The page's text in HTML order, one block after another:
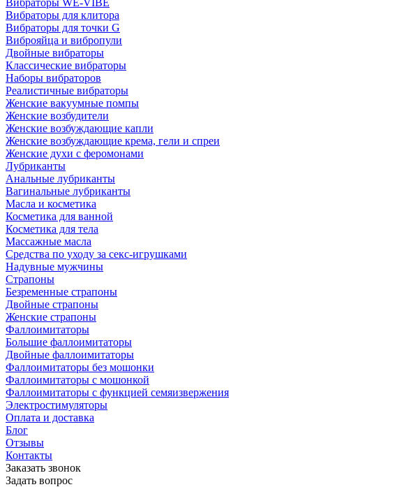
Вибраторы WE-VIBE
Вибраторы для клитора
Вибраторы для точки G
Виброяйца и вибропули
Двойные вибраторы
Классические вибраторы
Наборы вибраторов
Реалистичные вибраторы
Женские вакуумные помпы
Женские возбудители
Женские возбуждающие капли
Женские возбуждающие крема, гели и спреи
Женские духи с феромонами
Лубриканты
Анальные лубриканты
Вагинальные лубриканты
Масла и косметика
Косметика для ванной
Косметика для тела
Массажные масла
Средства по уходу за секс-игрушками
Надувные мужчины
Страпоны
Безременные страпоны
Двойные страпоны
Женские страпоны
Фаллоимитаторы
Большие фаллоимитаторы
Двойные фаллоимитаторы
Фаллоимитаторы без мошонки
Фаллоимитаторы с мошонкой
Фаллоимитаторы с функцией семяизвержения
Электростимуляторы
Оплата и доставка
Блог
Отзывы
Контакты
Заказать звонок
Задать вопрос